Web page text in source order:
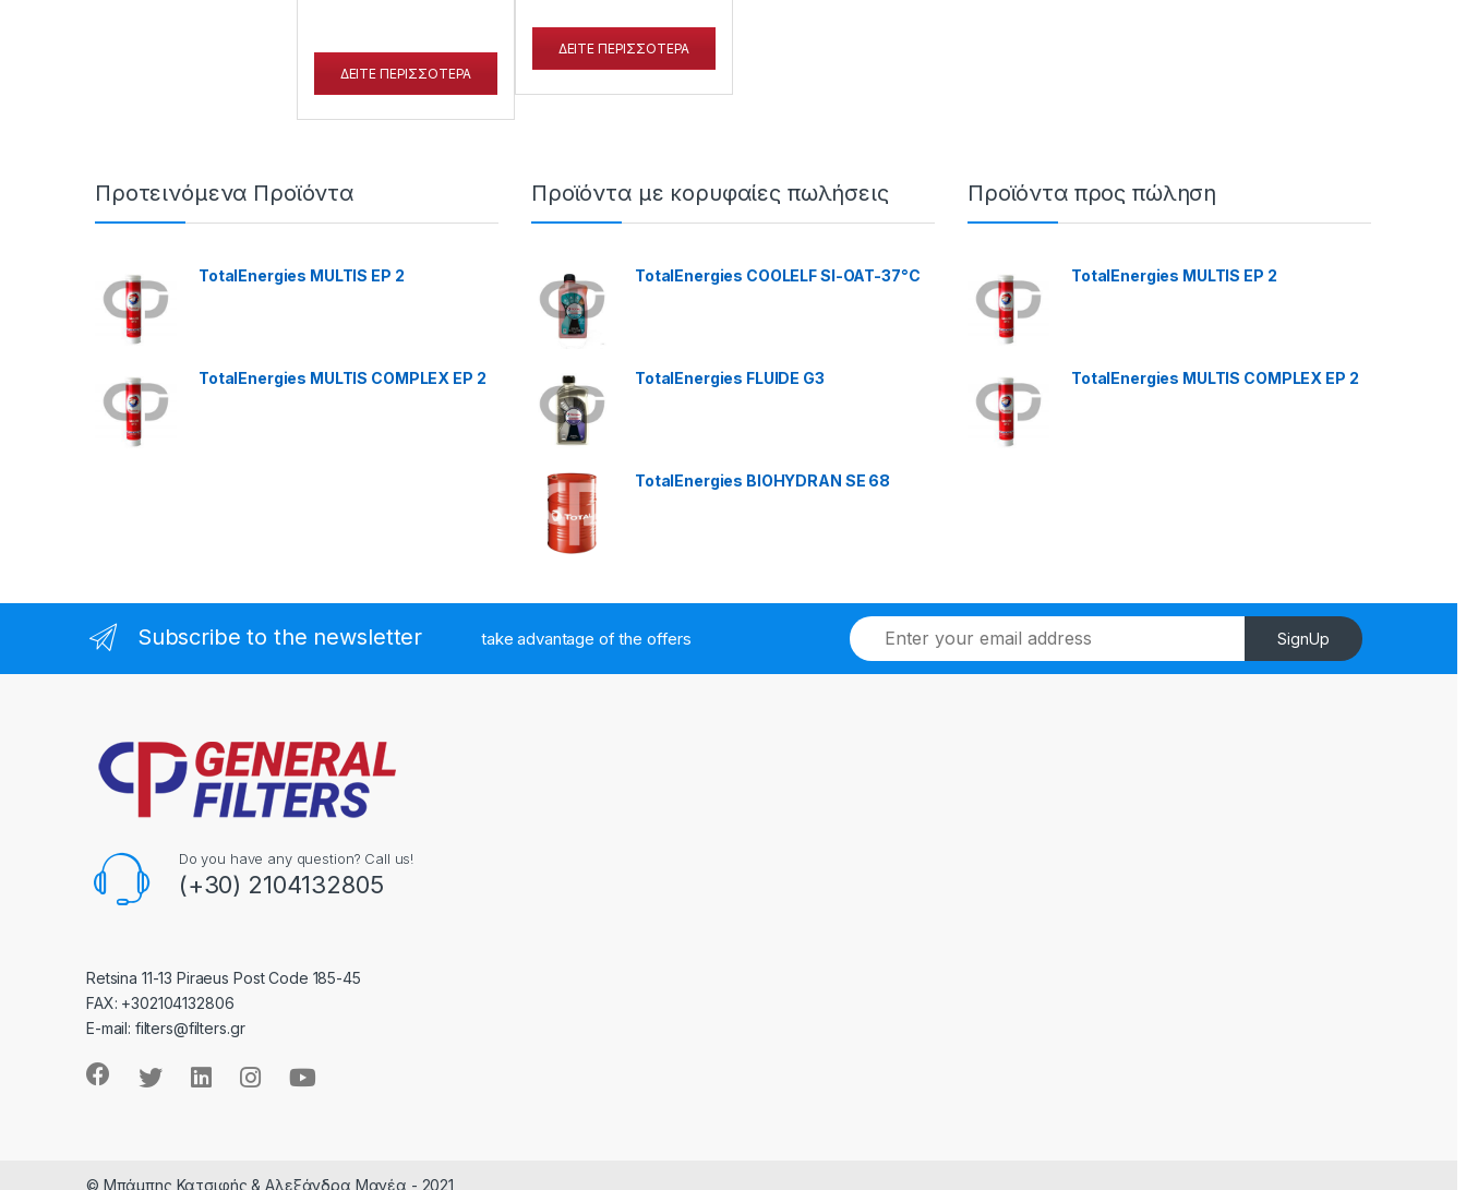
ΔΕΙΤΕ ΠΕΡΙΣΣΟΤΕΡΑ
ΔΕΙΤΕ ΠΕΡΙΣΣΟΤΕΡΑ
Προτεινόμενα Προϊόντα
TotalEnergies MULTIS EP 2
TotalEnergies MULTIS COMPLEX EP 2
Προϊόντα με κορυφαίες πωλήσεις
TotalEnergies COOLELF SI-OAT-37°C
TotalEnergies FLUIDE G3
TotalEnergies BIOHYDRAN SE 68
Προϊόντα προς πώληση
TotalEnergies MULTIS EP 2
TotalEnergies MULTIS COMPLEX EP 2
Subscribe to the newsletter take advantage of the offers SignUp
Do you have any question? Call us!
(+30) 2104132805
Retsina 11-13 Piraeus Post Code 185-45
FAX: +302104132806
E-mail: filters@filters.gr
© Μπάμπης Κατσιφής & Αλεξάνδρα Μανέα - 2021